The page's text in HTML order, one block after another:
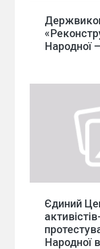
Народної
Єдиний
Народної